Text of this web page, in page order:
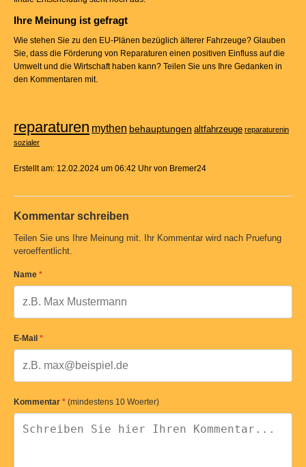
Ihre Meinung ist gefragt
Wie stehen Sie zu den EU-Plänen bezüglich älterer Fahrzeuge? Glauben
Sie, dass die Förderung von Reparaturen einen positiven Einfluss auf die
Umwelt und die Wirtschaft haben kann? Teilen Sie uns Ihre Gedanken in
den Kommentaren mit.
reparaturen mythen behauptungen altfahrzeuge reparaturenin
sozialer
Erstellt am: 12.02.2024 um 06:42 Uhr von Bremer24
Kommentar schreiben
Teilen Sie uns Ihre Meinung mit. Ihr Kommentar wird nach Pruefung
veroeffentlicht.
Name *
E-Mail *
Kommentar * (mindestens 10 Woerter)